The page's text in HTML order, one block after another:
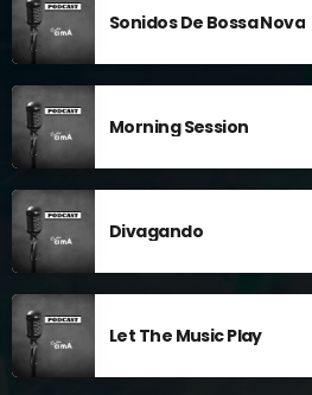
Sonidos De Bossa Nova
Morning Session
Divagando
Let The Music Play